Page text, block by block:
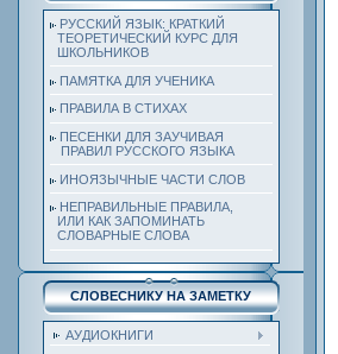
РУССКИЙ ЯЗЫК: КРАТКИЙ
ТЕОРЕТИЧЕСКИЙ КУРС ДЛЯ
ШКОЛЬНИКОВ
ПАМЯТКА ДЛЯ УЧЕНИКА
ПРАВИЛА В СТИХАХ
ПЕСЕНКИ ДЛЯ ЗАУЧИВАЯ
ПРАВИЛ РУССКОГО ЯЗЫКА
ИНОЯЗЫЧНЫЕ ЧАСТИ СЛОВ
НЕПРАВИЛЬНЫЕ ПРАВИЛА,
ИЛИ КАК ЗАПОМИНАТЬ
СЛОВАРНЫЕ СЛОВА
СЛОВЕСНИКУ НА ЗАМЕТКУ
АУДИОКНИГИ